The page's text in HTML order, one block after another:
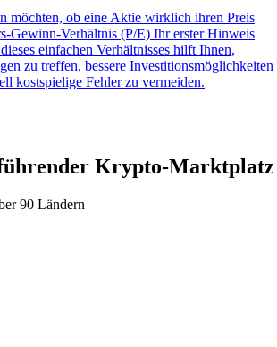
möchten, ob eine Aktie wirklich ihren Preis
Gewinn-Verhältnis (P/E) Ihr erster Hinweis
einfachen Verhältnisses hilft Ihnen,
zu treffen, bessere Investitionsmöglichkeiten
kostspielige Fehler zu vermeiden.
Krypto-Marktplatz
90 Ländern